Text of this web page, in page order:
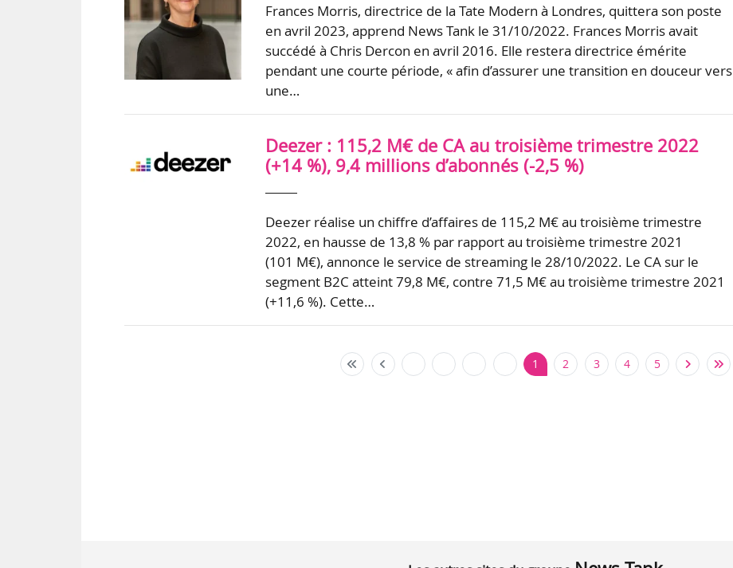
Frances Morris, directrice de la Tate Modern à Londres, quittera son poste
en avril 2023, apprend News Tank le 31/10/2022. Frances Morris avait
succédé à Chris Dercon en avril 2016. Elle restera directrice émérite
pendant une courte période, « afin d’assurer une transition en douceur vers
une…
Deezer : 115,2 M€ de CA au troisième trimestre 2022
(+14 %), 9,4 millions d’abonnés (-2,5 %)
Deezer réalise un chiffre d’affaires de 115,2 M€ au troisième trimestre
2022, en hausse de 13,8 % par rapport au troisième trimestre 2021
(101 M€), annonce le service de streaming le 28/10/2022. Le CA sur le
segment B2C atteint 79,8 M€, contre 71,5 M€ au troisième trimestre 2021
(+11,6 %). Cette…
1 2 3 4 5